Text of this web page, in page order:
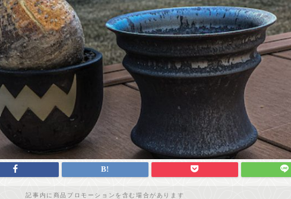
記事内に商品プロモーションを含む場合があります